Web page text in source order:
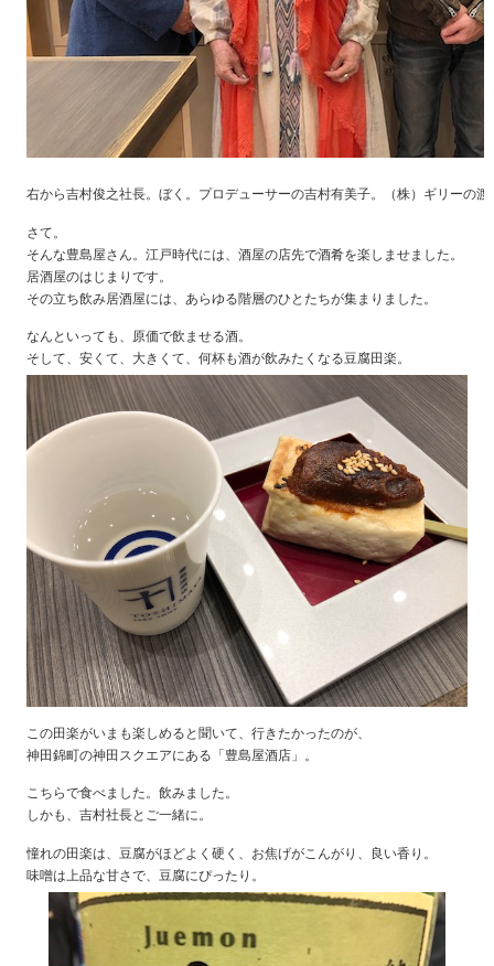
右から吉村俊之社長。ぼく。プロデューサーの吉村有美子。（株）ギリーの渡
さて。
そんな豊島屋さん。江戸時代には、酒屋の店先で酒肴を楽しませました。
居酒屋のはじまりです。
その立ち飲み居酒屋には、あらゆる階層のひとたちが集まりました。
なんといっても、原価で飲ませる酒。
そして、安くて、大きくて、何杯も酒が飲みたくなる豆腐田楽。
この田楽がいまも楽しめると聞いて、行きたかったのが、
神田錦町の神田スクエアにある「豊島屋酒店」。
こちらで食べました。飲みました。
しかも、吉村社長とご一緒に。
憧れの田楽は、豆腐がほどよく硬く、お焦げがこんがり、良い香り。
味噌は上品な甘さで、豆腐にぴったり。